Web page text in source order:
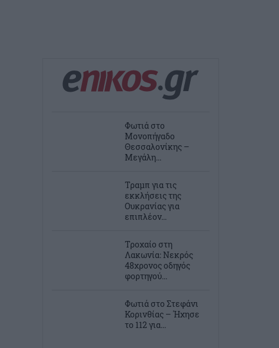
Φωτιά στο
Μονοπήγαδο
Θεσσαλονίκης –
Μεγάλη...
Τραμπ για τις
εκκλήσεις της
Ουκρανίας για
επιπλέον...
Τροχαίο στη
Λακωνία: Νεκρός
48χρονος οδηγός
φορτηγού...
Φωτιά στο Στεφάνι
Κορινθίας – Ήχησε
το 112 για...